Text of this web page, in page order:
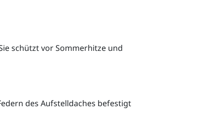
schützt vor Sommerhitze und
des Aufstelldaches befestigt